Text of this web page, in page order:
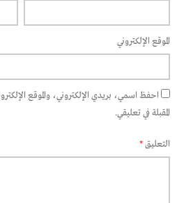
الموقع الإلكتروني
احفظ اسمي، بريدي الإلكتروني، والموقع
المقبلة في تعليقي.
التعليق*